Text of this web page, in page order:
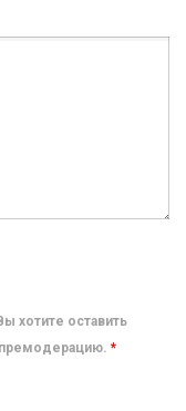
хотите оставить
*